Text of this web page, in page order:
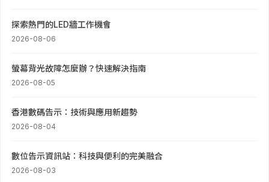
探索熱門的LED牆工作機會
2026-08-06
螢幕背光故障怎麼辦？快速解決指南
2026-08-05
香港數碼告示：技術與應用新趨勢
2026-08-04
數位告示資訊站：科技與便利的完美融合
2026-08-03